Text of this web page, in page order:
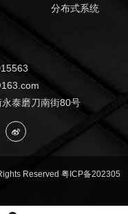
分布式系统
泰磨刀南街80号
Reserved 粤ICP备202305